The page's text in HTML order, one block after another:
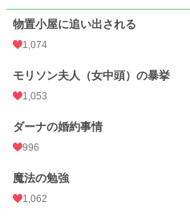
文字数 17,568
初回公開日時
週間ポイント
月間ポイント
年間ポイント
物置小屋に追い出される
1,074
モリソン夫人（女中頭）の暴挙
1,053
ダーナの婚約事情
996
魔法の勉強
1,062